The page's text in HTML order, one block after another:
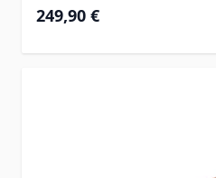
Ab
249,90 €